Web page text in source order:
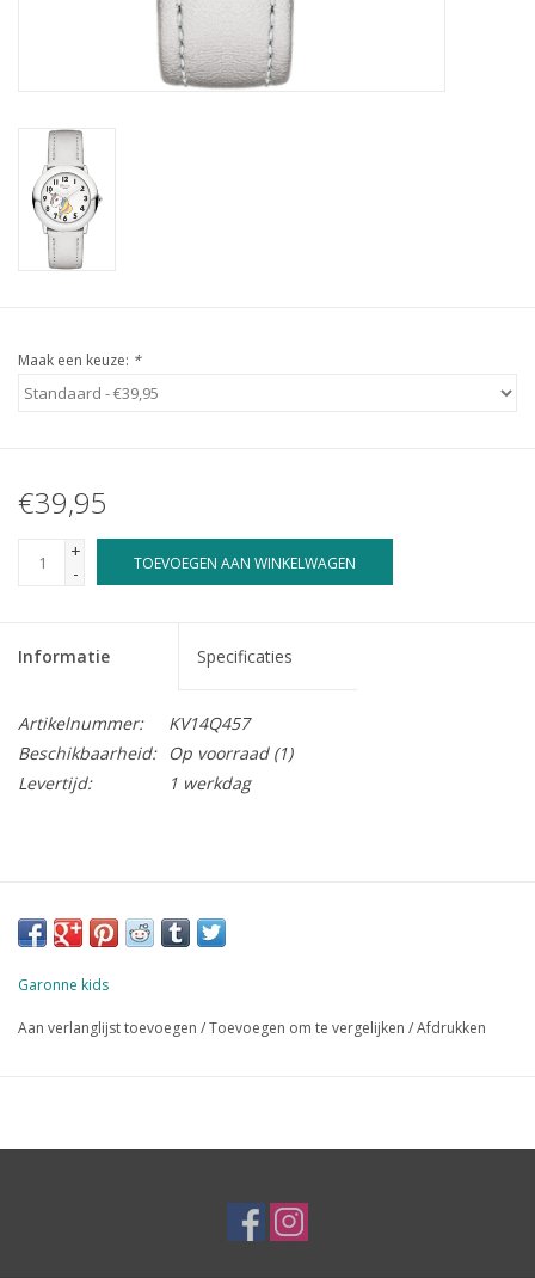
Maak een keuze: *
€39,95
+
-
TOEVOEGEN AAN WINKELWAGEN
Informatie Specificaties
Artikelnummer:
KV14Q457
Beschikbaarheid:
Op voorraad(1)
Levertijd:
1 werkdag
Garonne kids
Aan verlanglijst toevoegen /Toevoegen om te vergelijken /Afdrukken